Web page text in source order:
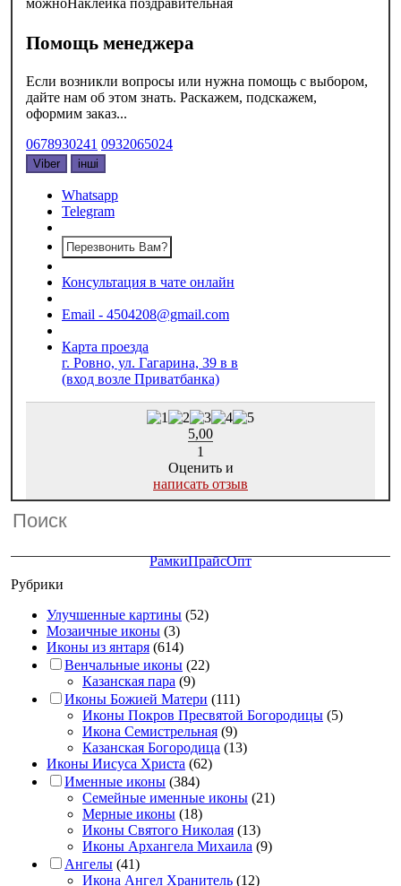
можноНаклейка поздравительная
Помощь менеджера
Если возникли вопросы или нужна помощь с выбором,
дайте нам об этом знать. Раскажем, подскажем,
оформим заказ...
0678930241 0932065024
Viber інші
Whatsapp
Telegram
Перезвонить Вам?
Консультация в чате онлайн
Email - 4504208@gmail.com
Карта проезда
г. Ровно, ул. Гагарина, 39 в в
(вход возле Приватбанка)
5,00
1
Оценить и
написать отзыв
РамкиПрайсОпт
Рубрики
Улучшенные картины (52)
Мозаичные иконы (3)
Иконы из янтаря (614)
Венчальные иконы (22)
Казанская пара (9)
Иконы Божией Матери (111)
Иконы Покров Пресвятой Богородицы (5)
Икона Семистрельная (9)
Казанская Богородица (13)
Иконы Иисуса Христа (62)
Именные иконы (384)
Семейные именные иконы (21)
Мерные иконы (18)
Иконы Святого Николая (13)
Иконы Архангела Михаила (9)
Ангелы (41)
Икона Ангел Хранитель (12)